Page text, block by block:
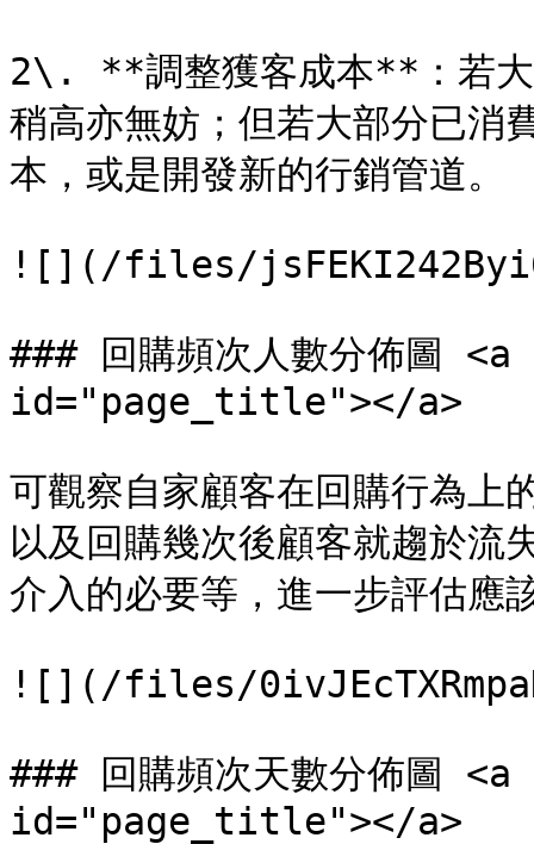
2\. **調整獲客成本**：若大
稍高亦無妨；但若大部分已消
本，或是開發新的行銷管道。
![](/files/
### 回購頻次人數分佈圖
id="page_title"></a>
可觀察自家顧客在回購行為上
以及回購幾次後顧客就趨於流
介入的必要等，進一步評估應
![](/files/
### 回購頻次天數分佈圖
id="page_title"></a>